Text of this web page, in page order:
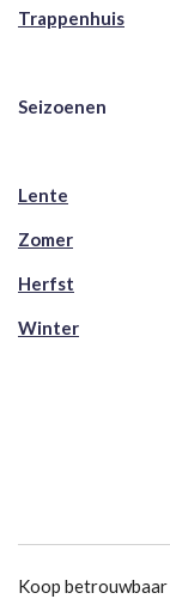
Trappenhuis
Seizoenen
Lente
Zomer
Herfst
Winter
Koop